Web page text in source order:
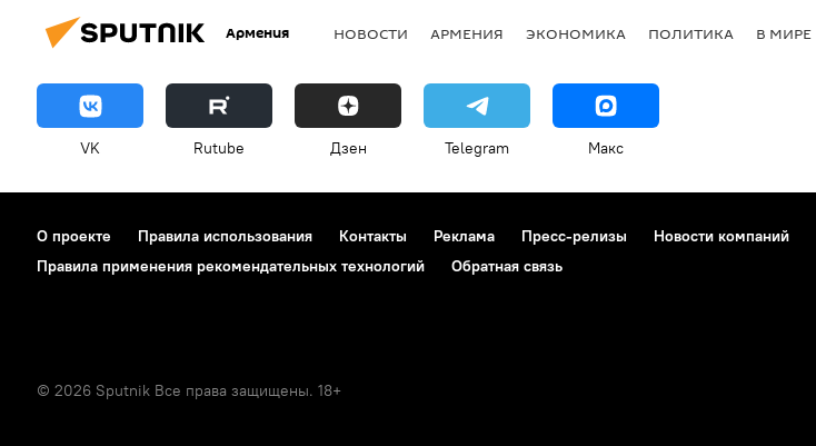
Армения НОВОСТИ АРМЕНИЯ ЭКОНОМИКА ПОЛИТИКА В МИРЕ
VK Rutube Дзен Telegram Макс
О проекте Правила использования Контакты Реклама Пресс-релизы Новости компаний
Правила применения рекомендательных технологий
Обратная связь
© 2026 Sputnik Все права защищены. 18+